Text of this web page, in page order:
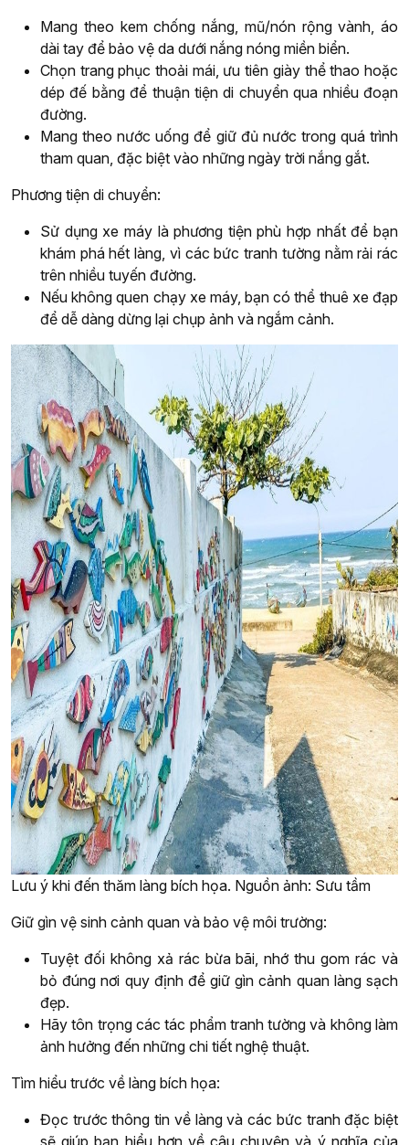
Mang theo kem chống nắng, mũ/nón rộng vành, áo
dài tay để bảo vệ da dưới nắng nóng miền biển.
Chọn trang phục thoải mái, ưu tiên giày thể thao hoặc
dép đế bằng để thuận tiện di chuyển qua nhiều đoạn
đường.
Mang theo nước uống để giữ đủ nước trong quá trình
tham quan, đặc biệt vào những ngày trời nắng gắt.
Phương tiện di chuyển:
Sử dụng xe máy là phương tiện phù hợp nhất để bạn
khám phá hết làng, vì các bức tranh tường nằm rải rác
trên nhiều tuyến đường.
Nếu không quen chạy xe máy, bạn có thể thuê xe đạp
để dễ dàng dừng lại chụp ảnh và ngắm cảnh.
Lưu ý khi đến thăm làng bích họa. Nguồn ảnh: Sưu tầm
Giữ gìn vệ sinh cảnh quan và bảo vệ môi trường:
Tuyệt đối không xả rác bừa bãi, nhớ thu gom rác và
bỏ đúng nơi quy định để giữ gìn cảnh quan làng sạch
đẹp.
Hãy tôn trọng các tác phẩm tranh tường và không làm
ảnh hưởng đến những chi tiết nghệ thuật.
Tìm hiểu trước về làng bích họa:
Đọc trước thông tin về làng và các bức tranh đặc biệt
sẽ giúp bạn hiểu hơn về câu chuyện và ý nghĩa của